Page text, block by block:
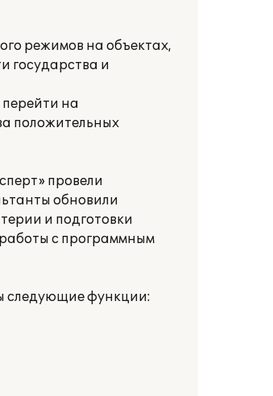
режимов на объектах,
государства и
на
положительных
провели
обновили
и подготовки
с программным
следующие функции: